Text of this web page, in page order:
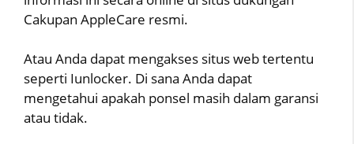
Cakupan AppleCare resmi.
Atau Anda dapat mengakses situs web tertentu
seperti Iunlocker. Di sana Anda dapat
mengetahui apakah ponsel masih dalam garansi
atau tidak.